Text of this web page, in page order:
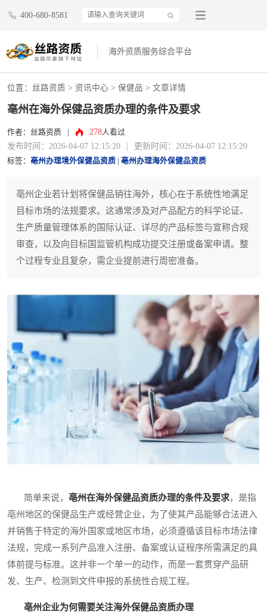
400-680-8581
海外资质服务综合平台
位置： 丝路资质 > 资讯中心 > 保健品 > 文章详情
亳州在海外保健品资质办理的条件及要求
作者：丝路资质 278人看过
发布时间：2026-04-07 12:15:20 更新时间：2026-04-07 12:15:20
标签： 亳州办理境外保健品资质 亳州办理海外保健品资质
亳州企业若计划将保健品销往海外，核心在于系统性地满足
目标市场的法规要求。这通常涉及对产品配方的科学论证、
生产质量管理体系的国际认证、详尽的产品标签与宣称合规
审查，以及向目标国监管机构成功提交注册或备案申请。整
个过程专业且复杂，需企业提前进行周密准备。
简单来说， 亳州在海外保健品资质办理的条件及要求，是指
亳州地区的保健品生产或经营企业，为了使其产品能够合法进入
并销售于特定的海外国家或地区市场，必须遵循该目标市场法律
法规，完成一系列产品准入注册、备案或认证程序所需满足的具
体前提与标准。这并非一个单一的动作，而是一套贯穿产品研
发、生产、检测到文件申报的系统性合规工程。
亳州企业为何需要关注海外保健品资质办理